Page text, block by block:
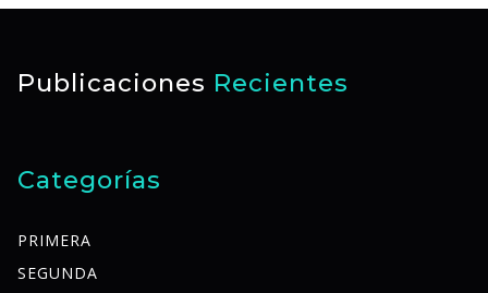
Publicaciones Recientes
Categorías
PRIMERA
SEGUNDA